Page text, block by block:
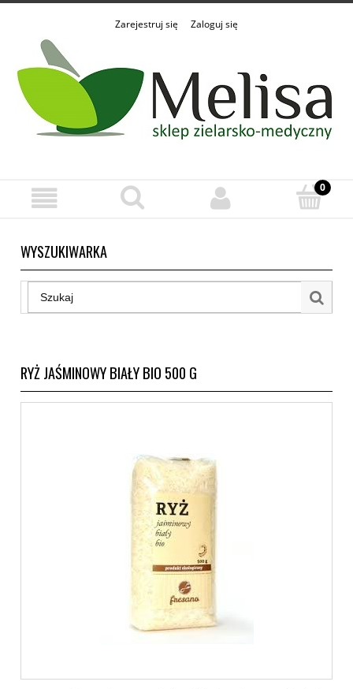
Zarejestruj się Zaloguj się
WYSZUKIWARKA
RYŻ JAŚMINOWY BIAŁY BIO 500 G